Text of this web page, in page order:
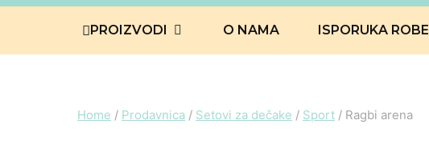
PROIZVODI O NAMA ISPORUKA ROBE
Home / Prodavnica / Setovi za dečake / Sport / Ragbi arena